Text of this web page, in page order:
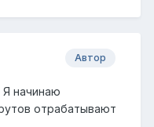
Автор
Я начинаю
отрабатывают